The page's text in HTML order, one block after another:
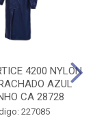
4200 NYLON
AZUL
CA 28728
227085